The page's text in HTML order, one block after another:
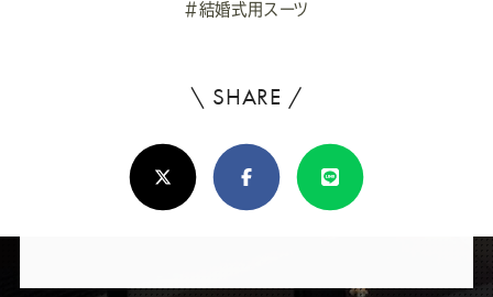
#結婚式用スーツ
\ SHARE /
ろ
し
け
X(Twitter)FacebookLine